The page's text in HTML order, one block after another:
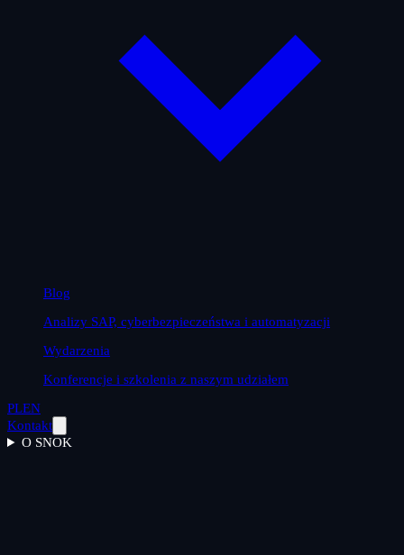
Blog
Analizy SAP, cyberbezpieczeństwa i automatyzacji
Wydarzenia
Konferencje i szkolenia z naszym udziałem
PLEN
Kontakt
O SNOK